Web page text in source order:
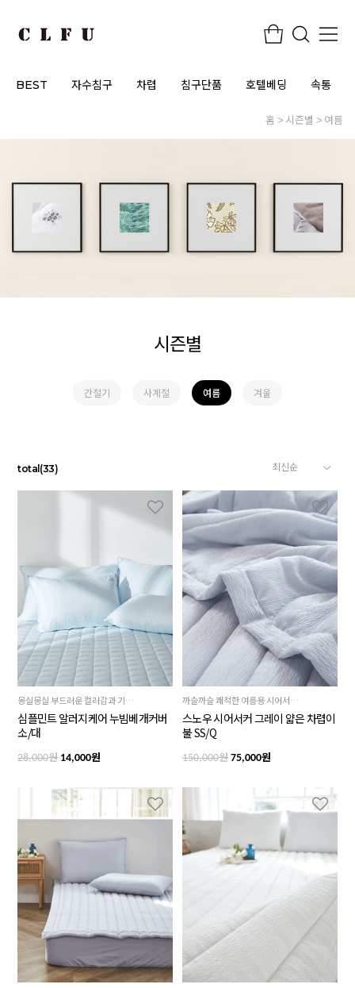
BEST 자수침구 차렵 침구단품 호텔베딩 속통
홈 시즌별 여름
시즌별
간절기 사계절 여름 겨울
total (33)
몽실몽실 부드러운 컬러감과 기분까지 상쾌해지는 하늘빛 민트블루
심플민트 알러지케어 누빔베개커버
소/대
28,000원14,000원
까슬까슬 쾌적한 여름용 시어서커원단, 차분하고 시크한 그레이컬러
스노우 시어서커 그레이 얇은 차렵이
불 SS/Q
150,000원 75,000원